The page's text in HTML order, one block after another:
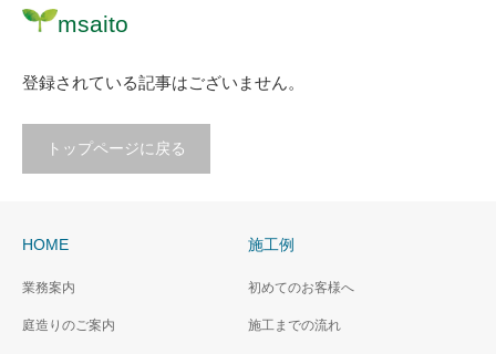
msaito
登録されている記事はございません。
トップページに戻る
HOME
業務案内
庭造りのご案内
施工例
初めてのお客様へ
施工までの流れ